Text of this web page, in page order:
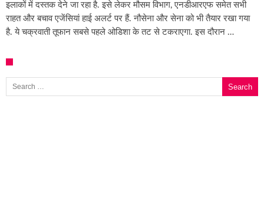
इलाकों में दस्तक देने जा रहा है. इसे लेकर मौसम विभाग, एनडीआरएफ समेत सभी
राहत और बचाव एजेंसियां हाई अलर्ट पर हैं. नौसेना और सेना को भी तैयार रखा गया
है. ये चक्रवाती तूफान सबसे पहले ओडिशा के तट से टकराएगा. इस दौरान …
Search for: